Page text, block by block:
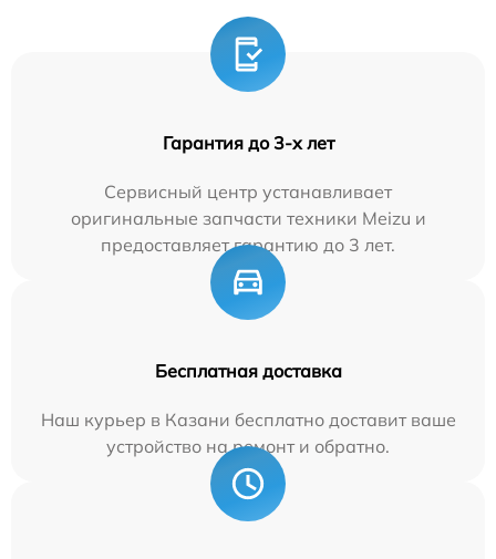
Гарантия до 3-х лет
Сервисный центр устанавливает
оригинальные запчасти техники Meizu и
предоставляет гарантию до 3 лет.
Бесплатная доставка
Наш курьер в Казани бесплатно доставит ваше
устройство на ремонт и обратно.